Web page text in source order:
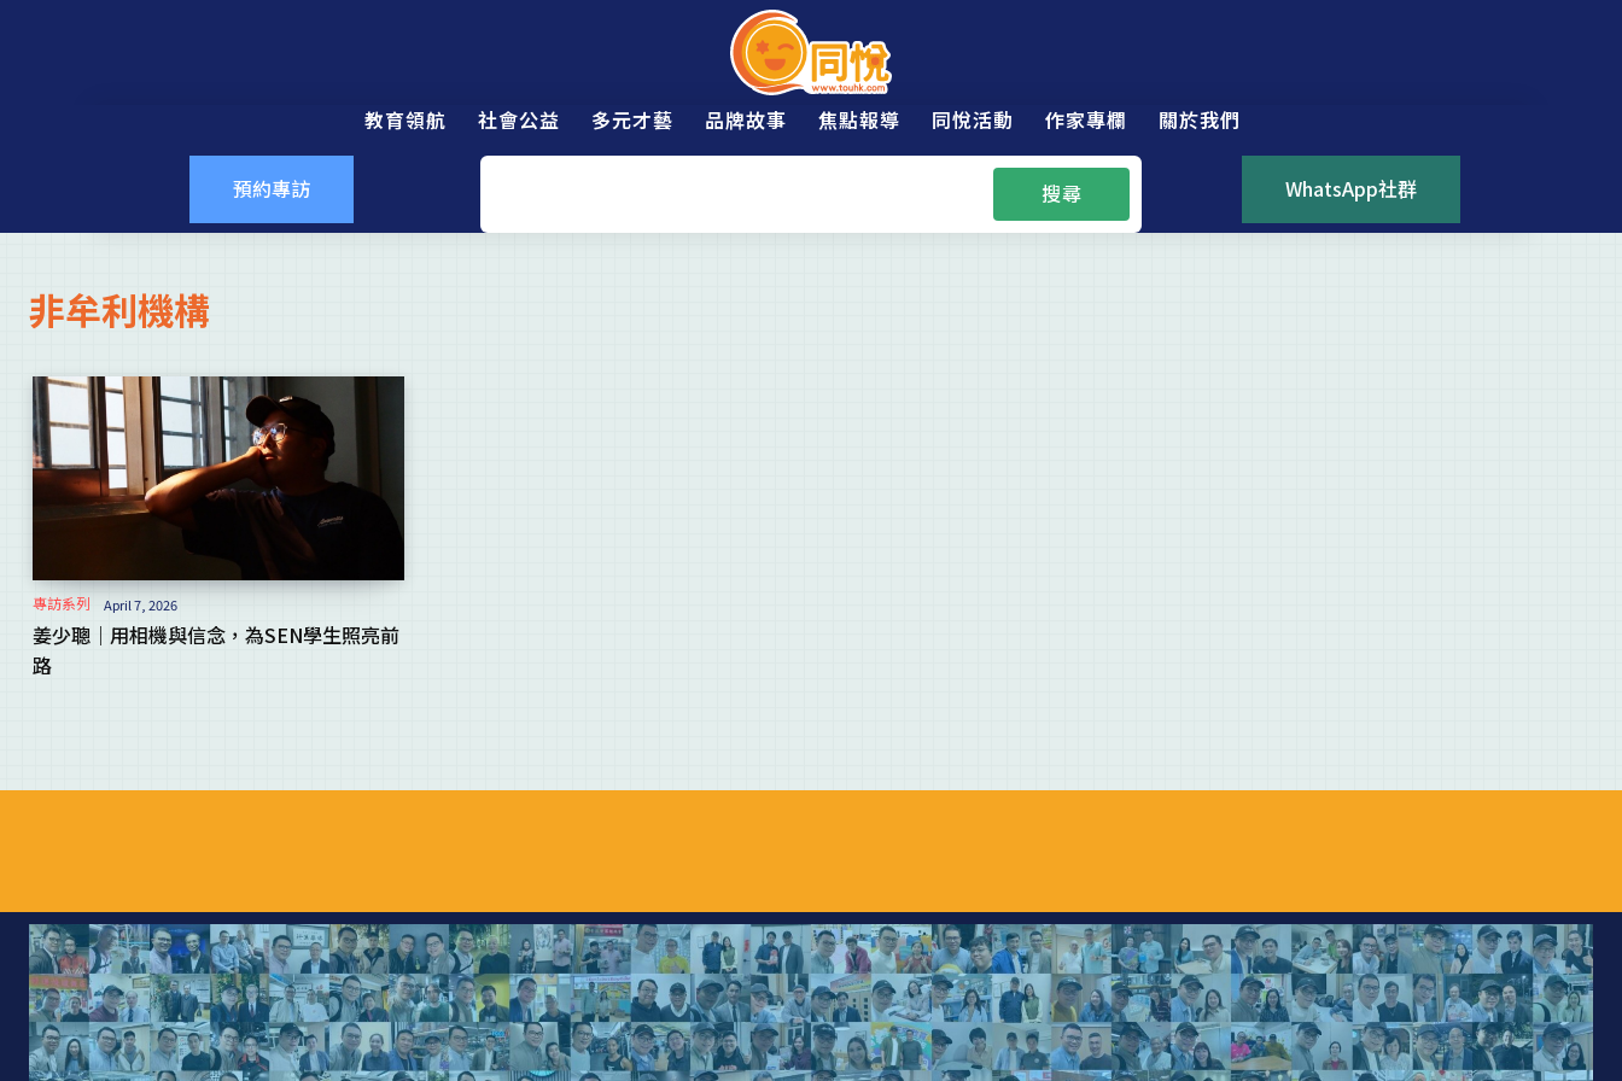
教育領航 社會公益 多元才藝 品牌故事 焦點報導 同悅活動 作家專欄 關於我們
預約專訪 搜尋 WhatsApp社群
非牟利機構
專訪系列 April 7, 2026
姜少聰｜用相機與信念，為SEN學生照亮前
路